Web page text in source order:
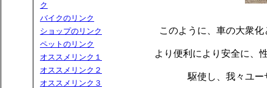
このように、車の大衆
より便利により安全に、
駆使し、我々ユ
ク
バイクのリンク
ショップのリンク
ペットのリンク
オススメリンク１
オススメリンク２
オススメリンク３